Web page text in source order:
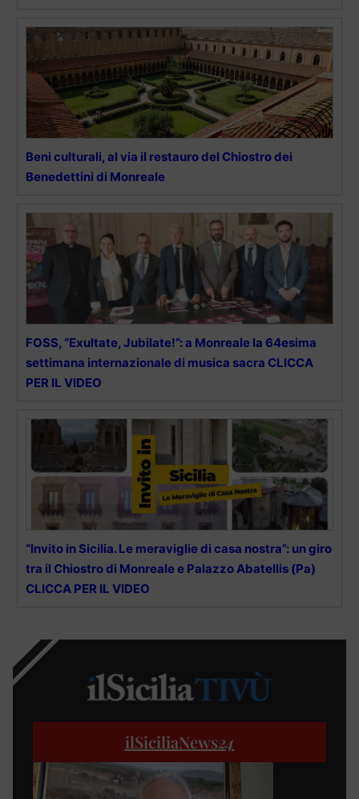
Beni culturali, al via il restauro del Chiostro dei
Benedettini di Monreale
FOSS, “Exultate, Jubilate!”: a Monreale la 64esima
settimana internazionale di musica sacra CLICCA
PER IL VIDEO
“Invito in Sicilia. Le meraviglie di casa nostra”: un giro
tra il Chiostro di Monreale e Palazzo Abatellis (Pa)
CLICCA PER IL VIDEO
ilSiciliaNews24